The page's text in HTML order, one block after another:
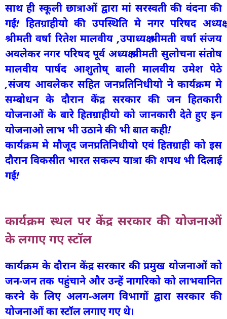
साथ ही स्कूली छात्राओं द्वारा मां सरस्वती की वंदना की
गई! हितग्राहीयो की उपस्थिति मे नगर परिषद अध्यक्ष
श्रीमती वर्षा रितेश मालवीय ,उपाध्यक्ष श्रीमती वर्षा संजय
अवलेकर नगर परिषद पूर्व अध्यक्ष श्रीमती सुलोचना संतोष
मालवीय पार्षद आशुतोष् बाली मालवीय उमेश पेठे
,संजय आवलेकर सहित जनप्रतिनिधीयो ने कार्यक्रम मे
सम्बोधन के दौरान केंद्र सरकार की जन हितकारी
योजनाओं के बारे हितग्राहीयो को जानकारी देते हुए इन
योजनाओ लाभ भी उठाने की भी बात कही!
कार्यक्रम मे मौजूद जनप्रतिनिधीयो एवं हितग्राही को इस
दौरान विकसीत भारत सकल्प यात्रा की शपथ भी दिलाई
गई!
कार्यक्रम स्थल पर केंद्र सरकार की योजनाओं
के लगाए गए स्टॉल
कार्यक्रम के दौरान केंद्र सरकार की प्रमुख योजनाओं को
जन-जन तक पहुंचाने और उन्हें नागरिको को लाभवानित
करने के लिए अलग-अलग विभागों द्वारा सरकार की
योजनाओं का स्टॉल लगाए गए थे।